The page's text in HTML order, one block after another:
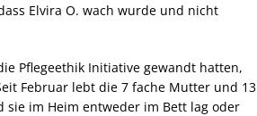
Elvira O. wach wurde und nicht
Pflegeethik Initiative gewandt hatten,
Februar lebt die 7 fache Mutter und 13
im Heim entweder im Bett lag oder